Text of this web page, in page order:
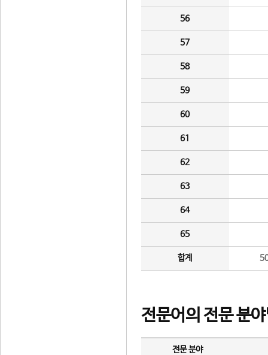
56
57
58
59
60
61
62
63
64
65
합계
전문어의 전문 분
전문 분야